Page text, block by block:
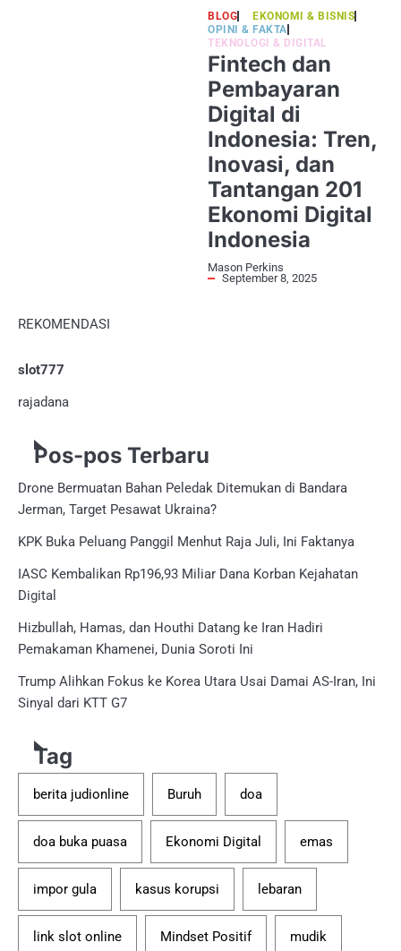
Fintech dan
Pembayaran
Digital di
Indonesia: Tren,
Inovasi, dan
Tantangan 201
Ekonomi Digital
Indonesia
BLOG
EKONOMI & BISNIS
OPINI & FAKTA
TEKNOLOGI & DIGITAL
Mason Perkins
September 8, 2025
REKOMENDASI
slot777
rajadana
Pos-pos Terbaru
Drone Bermuatan Bahan Peledak Ditemukan di Bandara
Jerman, Target Pesawat Ukraina?
KPK Buka Peluang Panggil Menhut Raja Juli, Ini Faktanya
IASC Kembalikan Rp196,93 Miliar Dana Korban Kejahatan
Digital
Hizbullah, Hamas, dan Houthi Datang ke Iran Hadiri
Pemakaman Khamenei, Dunia Soroti Ini
Trump Alihkan Fokus ke Korea Utara Usai Damai AS-Iran, Ini
Sinyal dari KTT G7
Tag
berita judionline Buruh doa
doa buka puasa Ekonomi Digital emas
impor gula kasus korupsi lebaran
link slot online Mindset Positif mudik